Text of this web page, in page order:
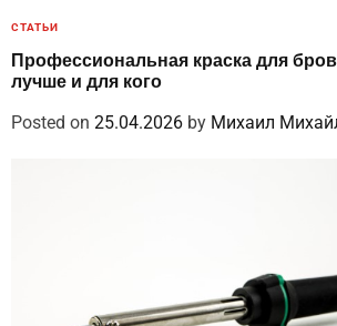
СТАТЬИ
Профессиональная краска для
лучше и для кого
Posted on 25.04.2026 by Михаил